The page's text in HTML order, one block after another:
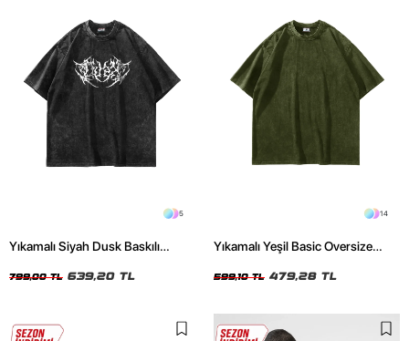
5
Yıkamalı Siyah Dusk Baskılı
799,00 TL 639,20 TL
14
Yıkamalı Yeşil Basic Oversize
599,10 TL 479,28 TL